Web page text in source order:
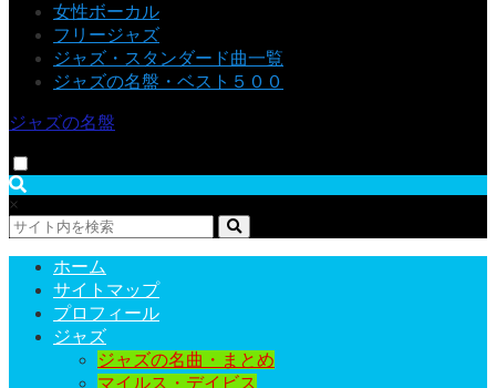
女性ボーカル
フリージャズ
ジャズ・スタンダード曲一覧
ジャズの名盤・ベスト５００
ジャズの名盤
×
ホーム
サイトマップ
プロフィール
ジャズ
ジャズの名曲・まとめ
マイルス・デイビス